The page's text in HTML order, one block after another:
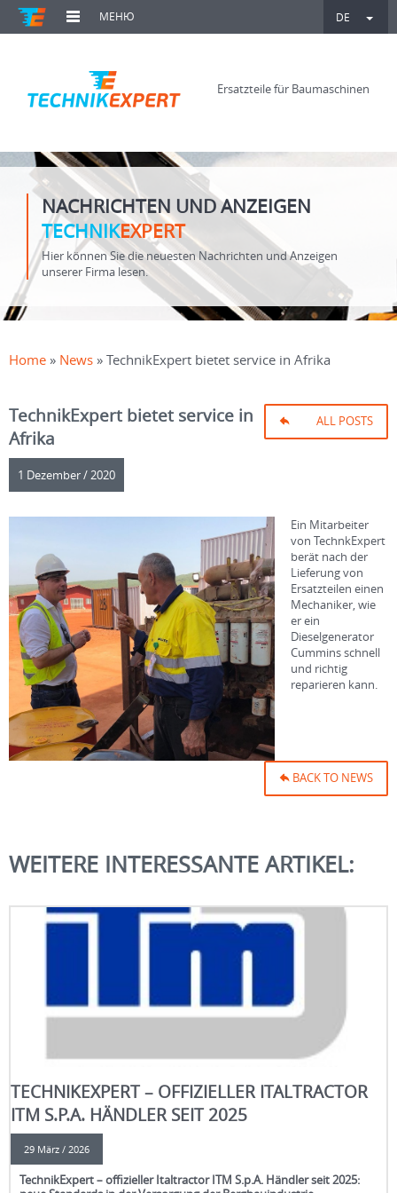
МЕНЮ DE
Ersatzteile für Baumaschinen
NACHRICHTEN UND ANZEIGEN
TECHNIKEXPERT
Hier können Sie die neuesten Nachrichten und Anzeigen
unserer Firma lesen.
Home » News » TechnikExpert bietet service in Afrika
TechnikExpert bietet service in
Afrika
ALL POSTS
1 Dezember / 2020
Ein Mitarbeiter
von TechnkExpert
berät nach der
Lieferung von
Ersatzteilen einen
Mechaniker, wie
er ein
Dieselgenerator
Cummins schnell
und richtig
reparieren kann.
BACK TO NEWS
WEITERE INTERESSANTE ARTIKEL:
TECHNIKEXPERT – OFFIZIELLER ITALTRACTOR
ITM S.P.A. HÄNDLER SEIT 2025
29 März / 2026
TechnikExpert – offizieller Italtractor ITM S.p.A. Händler seit 2025: